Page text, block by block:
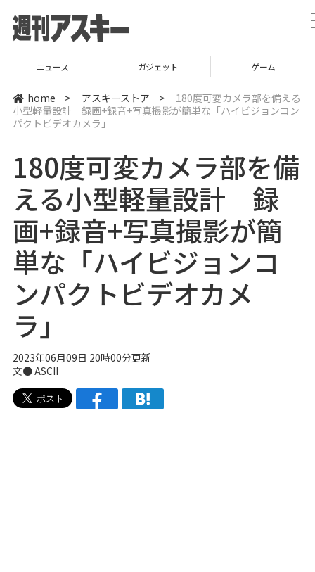
ニュース ガジェット ゲーム
home > アスキーストア >
180度可変カメラ部を備える
小型軽量設計 録画+録音+写真撮影が簡単な「ハイビジョンコン
パクトビデオカメラ」
180度可変カメラ部を備
える小型軽量設計 録
画+録音+写真撮影が簡
単な「ハイビジョンコ
ンパクトビデオカメ
ラ」
2023年06月09日 20時00分更新
文● ASCII